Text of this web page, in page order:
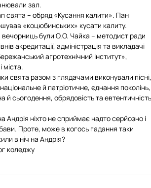
зал.
свята – обряд «Кусання калити». Пан
«коцюбинських» кусати калиту.
були О.О. Чайка – методист ради
акредитації, адміністрація та викладачі
агротехнічний інститут»,
міста.
свята разом з глядачами виконували пісні,
й патріотичне, єднання поколінь,
сьогодення, обрядовість та евтентичність
Андрія ніхто не сприймає надто серйозно і
Проте, може в когось гадання таки
в ніч на Андрія?
коледжу